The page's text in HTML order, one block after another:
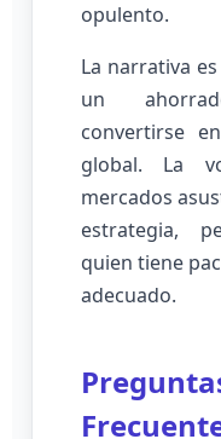
opulento.
La narrativa
un
convertirse
global. La
mercados
estrategia,
quien tiene
adecuado.